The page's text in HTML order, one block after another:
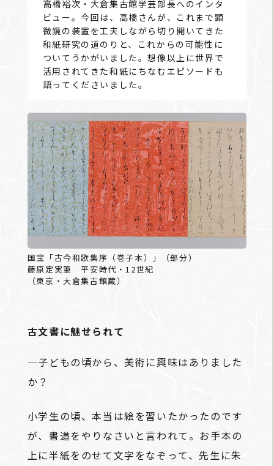
高橋裕次・大倉集古館学芸部長へのインタ
ビュー。今回は、高橋さんが、これまで顕
微鏡の装置を工夫しながら切り開いてきた
和紙研究の道のりと、これからの可能性に
ついてうかがいました。想像以上に世界で
活用されてきた和紙にちなむエピソードも
語ってくださいました。
国宝「古今和歌集序（巻子本）」（部分）
藤原定実筆 平安時代・12世紀
（東京・大倉集古館蔵）
古文書に魅せられて
―子どもの頃から、美術に興味はありました
か？
小学生の頃、本当は絵を習いたかったのです
が、書道をやりなさいと言われて。お手本の
上に半紙をのせて文字をなぞって、先生に朱